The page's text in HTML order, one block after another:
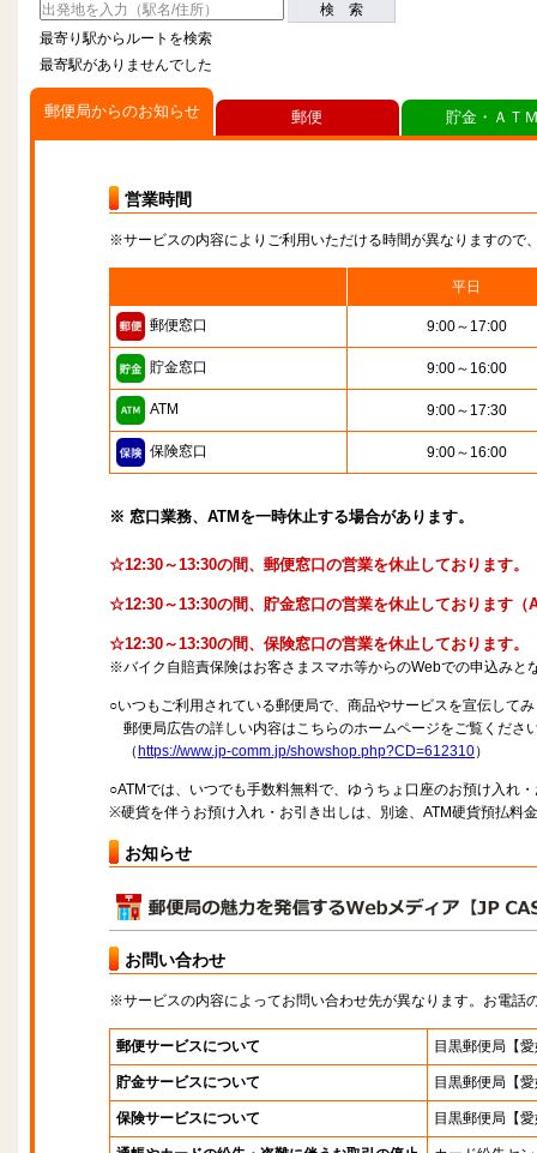
検 索
最寄り駅からルートを検索
最寄駅がありませんでした
郵便局からのお知らせ
営業時間
※サービスの内容によりご利用いただける時間が異なりますので
平日
郵便窓口 9:00～17:00
貯金窓口 9:00～16:00
ATM 9:00～17:30
保険窓口 9:00～16:00
※ 窓口業務、ATMを一時休止する場合があります。
☆12:30～13:30の間、郵便窓口の営業を休止しております。
☆12:30～13:30の間、貯金窓口の営業を休止しております（
☆12:30～13:30の間、保険窓口の営業を休止しております。
※バイク自賠責保険はお客さまスマホ等からのWebでの申込みと
○いつもご利用されている郵便局で、商品やサービスを宣伝して
郵便局広告の詳しい内容はこちらのホームページをご覧くださ
（ https://www.jp-comm.jp/showshop.php?CD=612310）
○ATMでは、いつでも手数料無料で、ゆうちょ口座のお預け入れ
※硬貨を伴うお預け入れ・お引き出しは、別途、ATM硬貨預払料
お知らせ
お問い合わせ
※サービスの内容によってお問い合わせ先が異なります。お電話
郵便サービスについて 目黒郵便局【
貯金サービスについて 目黒郵便局【
保険サービスについて 目黒郵便局【
郵便 貯金・ＡＴ